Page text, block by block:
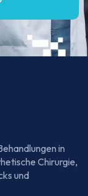
in
Chirurgie,
und